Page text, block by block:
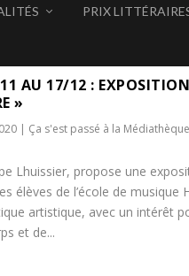
PRIX
AU 17/12 : EXPOSITION
»
| Ça s'est passé à la Médiathèque
Lhuissier, propose une
élèves de l’école de musique
artistique, avec un intérêt
et de...